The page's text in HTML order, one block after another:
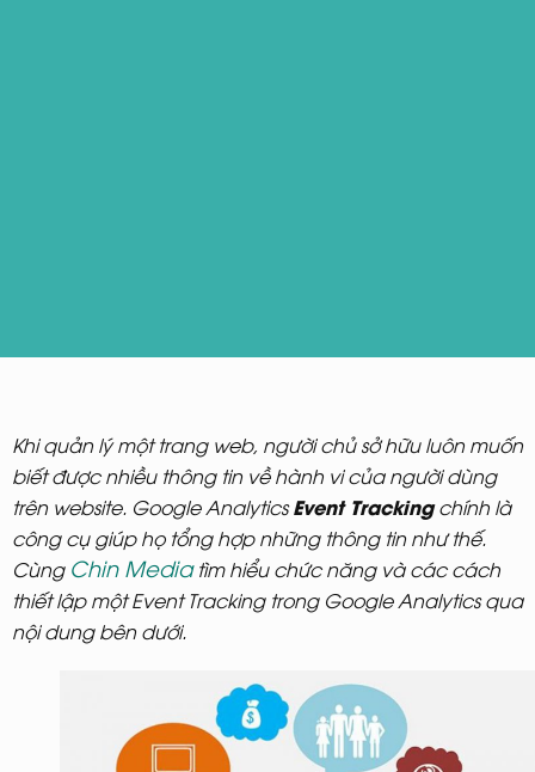
Khi quản lý một trang web, người chủ sở hữu luôn muốn
biết được nhiều thông tin về hành vi của người dùng
trên website. Google AnalyticsEvent Trackingchính là
công cụ giúp họ tổng hợp những thông tin như thế.
Cùng Chin Mediatìm hiểu chức năng và các cách
thiết lập một Event Tracking trong Google Analytics qua
nội dung bên dưới.